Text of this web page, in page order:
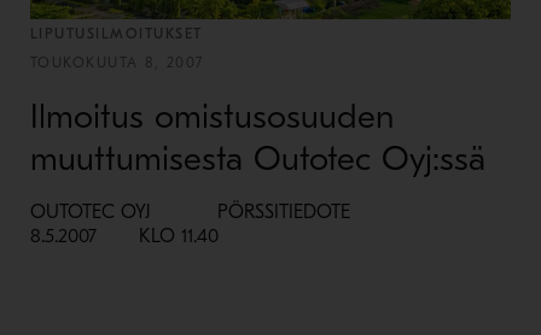
LIPUTUSILMOITUKSET
TOUKOKUUTA 8, 2007
Ilmoitus omistusosuuden
muuttumisesta Outotec Oyj:ssä
OUTOTEC OYJ PÖRSSITIEDOTE
8.5.2007 KLO 11.40